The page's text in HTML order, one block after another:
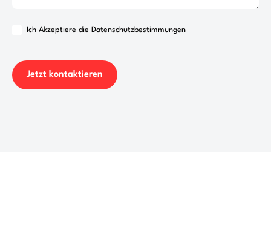
Ich Akzeptiere die Datenschutzbestimmungen